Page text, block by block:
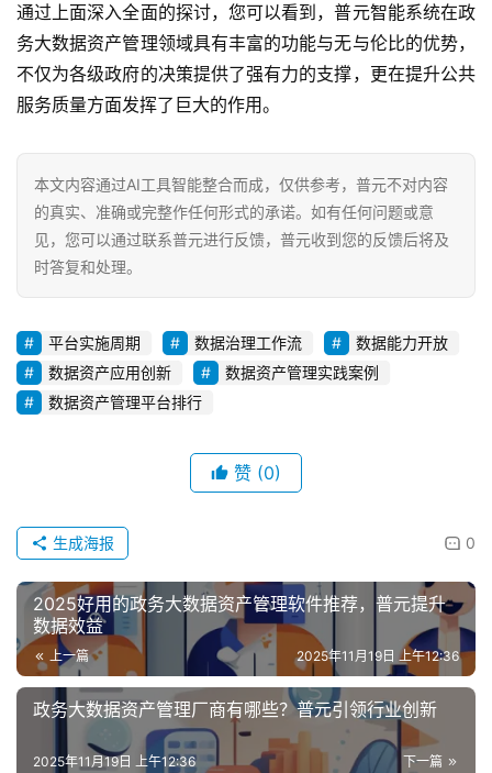
通过上面深入全面的探讨，您可以看到，普元智能系统在政
务大数据资产管理领域具有丰富的功能与无与伦比的优势，
不仅为各级政府的决策提供了强有力的支撑，更在提升公共
服务质量方面发挥了巨大的作用。
本文内容通过AI工具智能整合而成，仅供参考，普元不对内容
的真实、准确或完整作任何形式的承诺。如有任何问题或意
见，您可以通过联系普元进行反馈，普元收到您的反馈后将及
时答复和处理。
平台实施周期 数据治理工作流
数据能力开放
数据资产应用创新
数据资产管理实践案例
数据资产管理平台排行
赞 (0)
0
生成海报
2025好用的政务大数据资产管理软件推荐，普元提升
数据效益
上一篇 2025年11月19日 上午12:36
政务大数据资产管理厂商有哪些？普元引领行业创新
下一篇
2025年11月19日 上午12:36